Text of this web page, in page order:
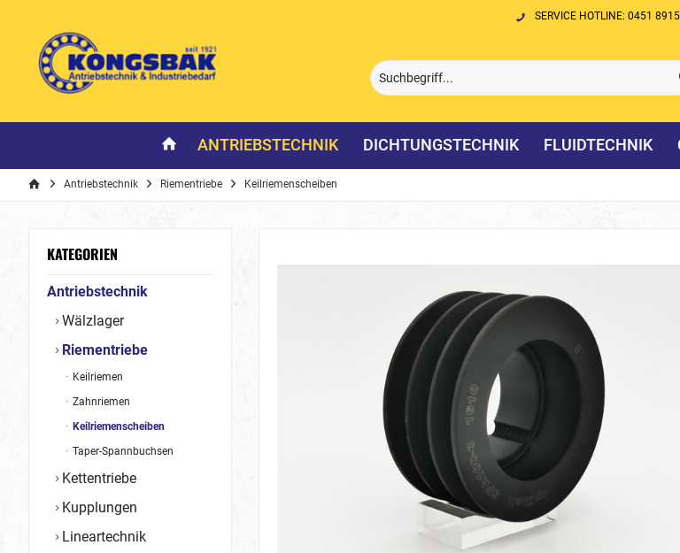
SERVICE HOTLINE: 0451
ANTRIEBSTECHNIK DICHTUNGSTECHNIK FLUIDTECHNIK
Antriebstechnik Riementriebe Keilriemenscheiben
KATEGORIEN
Antriebstechnik
Wälzlager
Riementriebe
Keilriemen
Zahnriemen
Keilriemenscheiben
Taper-Spannbuchsen
Kettentriebe
Kupplungen
Lineartechnik